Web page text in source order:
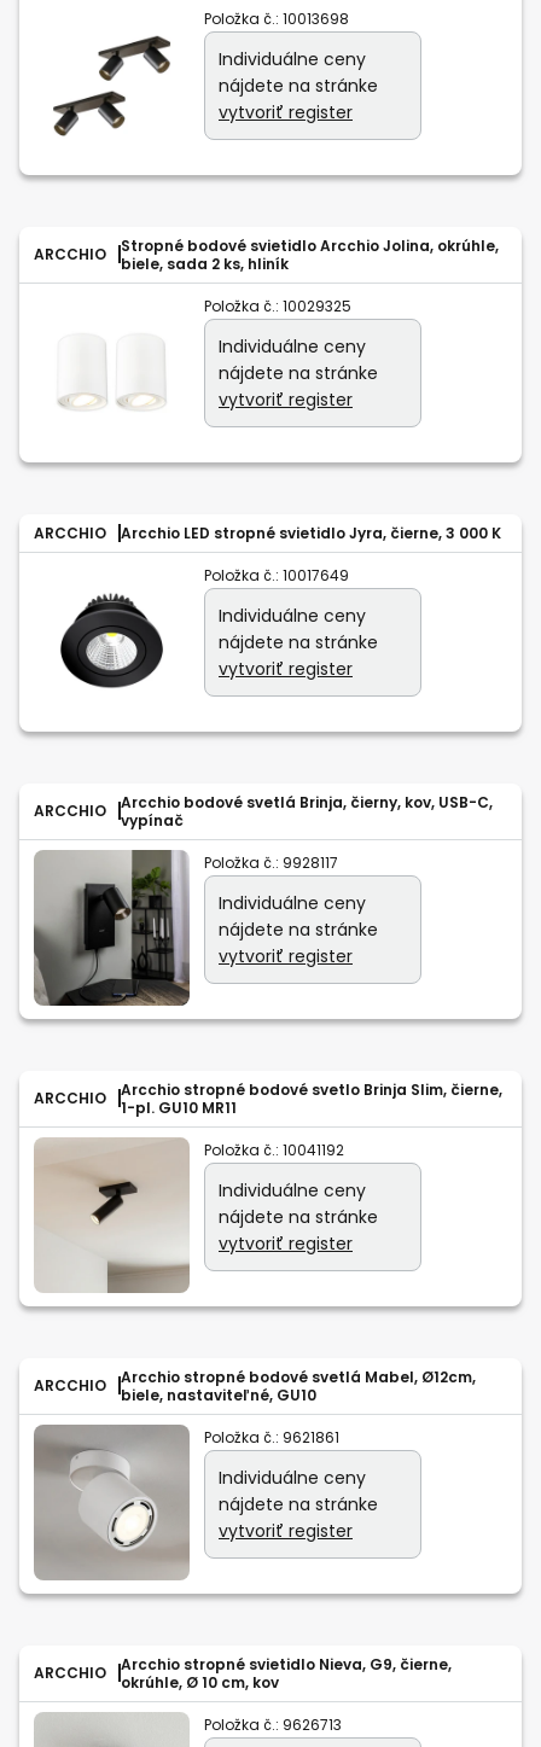
Položka č.: 10013698
Individuálne ceny
nájdete na stránke
vytvoriť register
ARCCHIO
Stropné bodové svietidlo Arcchio Jolina, okrúhle,
biele, sada 2 ks, hliník
Položka č.: 10029325
Individuálne ceny
nájdete na stránke
vytvoriť register
ARCCHIO Arcchio LED stropné svietidlo Jyra, čierne, 3 000 K
Položka č.: 10017649
Individuálne ceny
nájdete na stránke
vytvoriť register
ARCCHIO
Arcchio bodové svetlá Brinja, čierny, kov, USB-C,
vypínač
Položka č.: 9928117
Individuálne ceny
nájdete na stránke
vytvoriť register
ARCCHIO
Arcchio stropné bodové svetlo Brinja Slim, čierne,
1-pl. GU10 MR11
Položka č.: 10041192
Individuálne ceny
nájdete na stránke
vytvoriť register
ARCCHIO
Arcchio stropné bodové svetlá Mabel, Ø12cm,
biele, nastaviteľné, GU10
Položka č.: 9621861
Individuálne ceny
nájdete na stránke
vytvoriť register
ARCCHIO
Arcchio stropné svietidlo Nieva, G9, čierne,
okrúhle, Ø 10 cm, kov
Položka č.: 9626713